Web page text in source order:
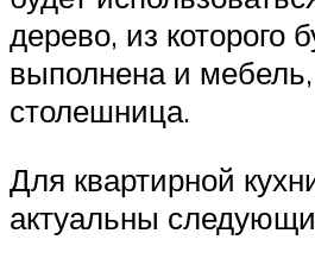
дерево, из которого
выполнена и
столешница.
Для квартирной
актуальны